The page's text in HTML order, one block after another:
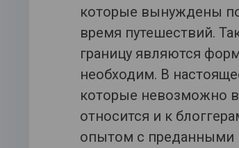
которые вынуждены
время путешествий.
границу являются
необходим. В
которые невозможно
относится и к
опытом с преданными